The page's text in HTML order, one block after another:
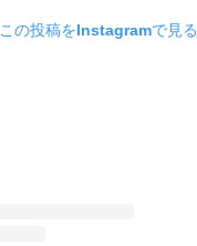
この投稿をInstagramで見る